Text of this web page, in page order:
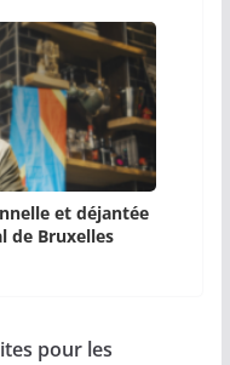
et déjantée
de Bruxelles
pour les